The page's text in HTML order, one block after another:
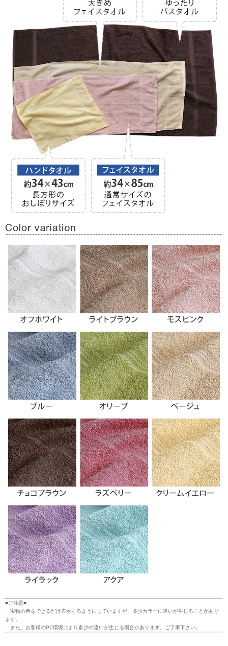
■ご注意■
・実物の色をできるだけ表示するようにしていますが、多少カラーに違いが生じることがあり
ます。
また、お客様のPC環境により多少の違いが生じる場合があります。ご了承下さい。